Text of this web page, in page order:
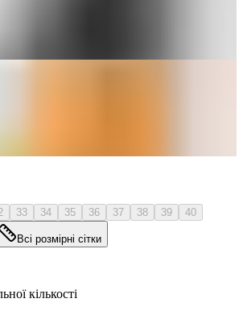
33 34 35 36 37 38 39 40
Всі розмірні сітки
кількості